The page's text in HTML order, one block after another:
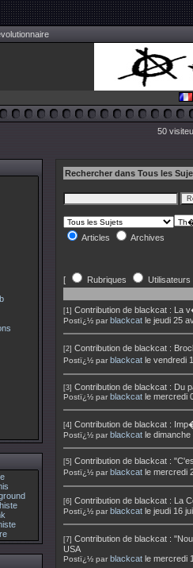
50
Rechercher dans Tous les
Articles Archives
[ Rubriques Utilisateurs
[1] Contribution de blackcat : La
Postï¿½ par blackcat le jeudi 25
[2] Contribution de blackcat :
Postï¿½ par blackcat le vendredi
[3] Contribution de blackcat : Du
Postï¿½ par blackcat le mercredi
[4] Contribution de blackcat :
Postï¿½ par blackcat le
[5] Contribution de blackcat :
Postï¿½ par blackcat le mercredi
[6] Contribution de blackcat : La
Postï¿½ par blackcat le jeudi 16
[7] Contribution de blackcat :
USA
Postï¿½ par blackcat le mercredi